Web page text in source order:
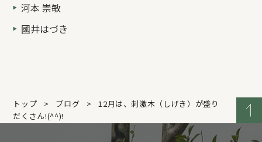
河本 崇敏
國井はづき
トップ ブログ
12月は、刺激木（しげき）が盛り
だくさん!(^^)!